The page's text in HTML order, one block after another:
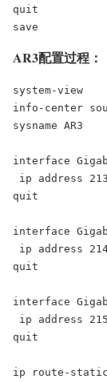
quit
save
AR3配置过程：
system-view
info-center
sysname AR3
interface
ip address
quit
interface
ip address
quit
interface
ip address
quit
ip route-static